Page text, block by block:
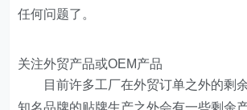
任何问题了。
关注外贸产品或OEM产品
目前许多工厂在外贸订单之外的剩
知名品牌的贴牌生产之外会有一些剩余